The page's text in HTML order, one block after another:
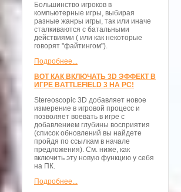
Большинство игроков в
компьютерные игры, выбирая
разные жанры игры, так или иначе
сталкиваются с батальными
действиями ( или как некоторые
говорят "файтингом").
Подробнее...
ВОТ КАК ВКЛЮЧАТЬ 3D ЭФФЕКТ В
ИГРЕ BATTLEFIELD 3 НА PC!
Stereoscopic 3D добавляет новое
измерение в игровой процесс и
позволяет воевать в игре с
добавлением глубины восприятия
(список обновлений вы найдете
пройдя по ссылкам в начале
предложения). См. ниже, как
включить эту новую функцию у себя
на ПК.
Подробнее...